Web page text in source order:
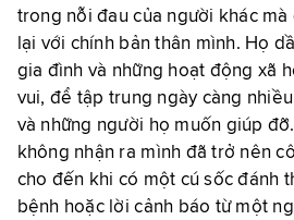
trong nỗi đau của người khác
lại với chính bản thân mình. Họ
gia đình và những hoạt động xã
vui, để tập trung ngày càng
và những người họ muốn giúp
không nhận ra mình đã trở nên
cho đến khi có một cú sốc đánh
bệnh hoặc lời cảnh báo từ một